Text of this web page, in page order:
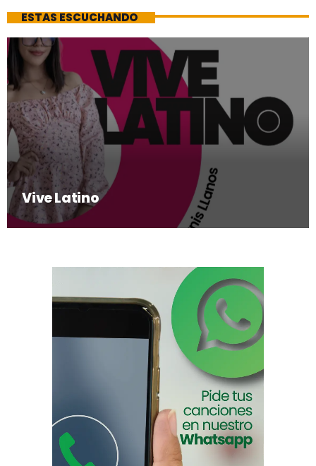
ESTAS ESCUCHANDO
Vive Latino